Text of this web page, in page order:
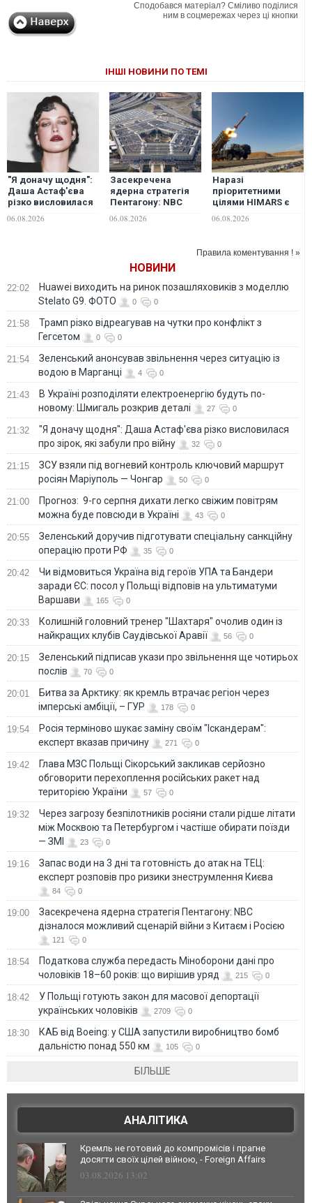
Сподобався матеріал? Сміливо поділися
ним в соцмережах через ці кнопки
ІНШІ НОВИНИ ПО ТЕМІ
"Я доначу щодня":
Даша Астаф'єва
різко висловилася
забули про війну
06.08.2026
Засекречена
ядерна стратегія
Пентагону: NBC
можливий
06.08.2026
Наразі
пріоритетними
цілями HIMARS є
гармати росіян, -
06.08.2026
Правила коментування ! »
НОВИНИ
22:02
Huawei виходить на ринок позашляховиків з моделлю
Stelato G9. ФОТО
0 0
21:58
Трамп різко відреагував на чутки про конфлікт з
Гегсетом
0 0
21:54
Зеленський анонсував звільнення через ситуацію із
водою в Марганці
4 0
21:43
В Україні розподіляти електроенергію будуть по-
новому: Шмигаль розкрив деталі
27 0
21:32
"Я доначу щодня": Даша Астаф'єва різко висловилася
про зірок, які забули про війну
32 0
21:15
ЗСУ взяли під вогневий контроль ключовий маршрут
росіян Маріуполь — Чонгар
50 0
21:00
Прогноз: 9-го серпня дихати легко свіжим повітрям
можна буде повсюди в Україні
43 0
20:55
Зеленський доручив підготувати спеціальну санкційну
операцію проти РФ
35 0
20:42
Чи відмовиться Україна від героїв УПА та Бандери
заради ЄС: посол у Польщі відповів на ультиматуми
Варшави
165 0
20:33
Колишній головний тренер "Шахтаря" очолив один із
найкращих клубів Саудівської Аравії
56 0
20:15
Зеленський підписав укази про звільнення ще чотирьох
послів
70 0
20:01
Битва за Арктику: як кремль втрачає регіон через
імперські амбіції, – ГУР
178 0
19:54
Росія терміново шукає заміну своїм "Іскандерам":
експерт вказав причину
271 0
19:42
Глава МЗС Польщі Сікорський закликав серйозно
обговорити перехоплення російських ракет над
територією України
57 0
19:32
Через загрозу безпілотників росіяни стали рідше літати
між Москвою та Петербургом і частіше обирати поїзди
— ЗМІ
23 0
19:16
Запас води на 3 дні та готовність до атак на ТЕЦ:
експерт розповів про ризики знеструмлення Києва
84 0
19:00
Засекречена ядерна стратегія Пентагону: NBC
дізналося можливий сценарій війни з Китаєм і Росією
121 0
18:54
Податкова служба передасть Міноборони дані про
чоловіків 18–60 років: що вирішив уряд
215 0
18:42
У Польщі готують закон для масової депортації
українських чоловіків
2709 0
18:30
КАБ від Boeing: у США запустили виробництво бомб
дальністю понад 550 км
105 0
БІЛЬШЕ
АНАЛІТИКА
Кремль не готовий до компромісів і прагне
досягти своїх цілей війною, - Foreign Affairs
03.08.2026 13:02